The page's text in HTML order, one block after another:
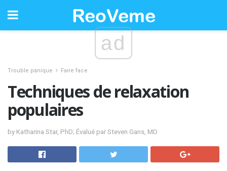
ad
Trouble panique Faire face
Techniques de relaxation
populaires
by Katharina Star, PhD; Évalué par Steven Gans, MD